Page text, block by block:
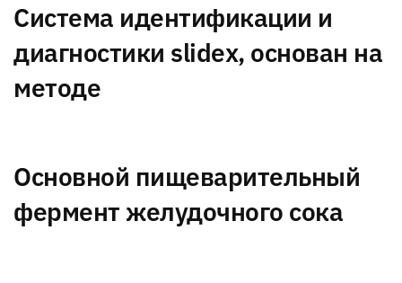
Система идентификации и
диагностики slidex, основан на
методе
Основной пищеварительный
фермент желудочного сока